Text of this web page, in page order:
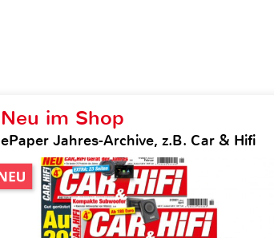
Neu im Shop
ePaper Jahres-Archive, z.B. Car & Hifi